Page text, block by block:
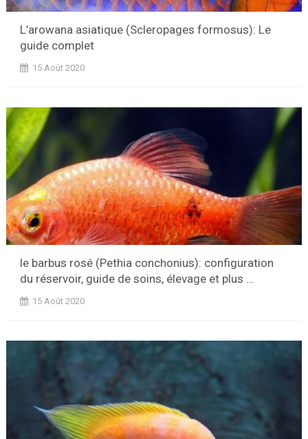
L’arowana asiatique (Scleropages formosus): Le
guide complet
15 Août 2020
le barbus rosé (Pethia conchonius): configuration
du réservoir, guide de soins, élevage et plus …
15 Août 2020